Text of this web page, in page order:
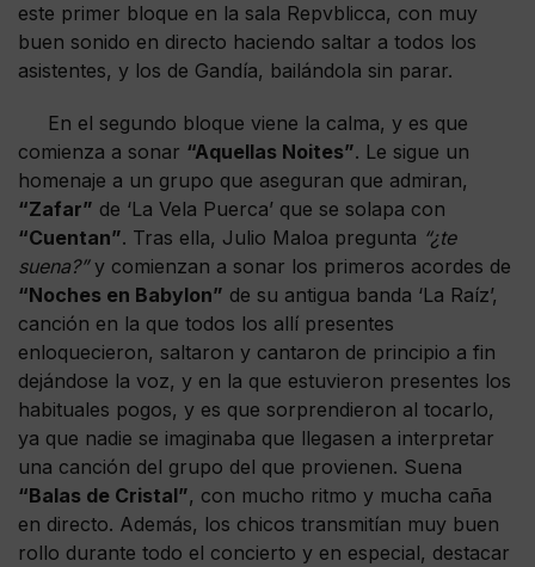
este primer bloque en la sala Repvblicca, con muy
buen sonido en directo haciendo saltar a todos los
asistentes, y los de Gandía, bailándola sin parar.
En el segundo bloque viene la calma, y es que
comienza a sonar “Aquellas Noites”. Le sigue un
homenaje a un grupo que aseguran que admiran,
“Zafar” de ‘La Vela Puerca’ que se solapa con
“Cuentan”. Tras ella, Julio Maloa pregunta “¿te
suena?”y comienzan a sonar los primeros acordes de
“Noches en Babylon” de su antigua banda ‘La Raíz’,
canción en la que todos los allí presentes
enloquecieron, saltaron y cantaron de principio a fin
dejándose la voz, y en la que estuvieron presentes los
habituales pogos, y es que sorprendieron al tocarlo,
ya que nadie se imaginaba que llegasen a interpretar
una canción del grupo del que provienen. Suena
“Balas de Cristal”, con mucho ritmo y mucha caña
en directo. Además, los chicos transmitían muy buen
rollo durante todo el concierto y en especial, destacar